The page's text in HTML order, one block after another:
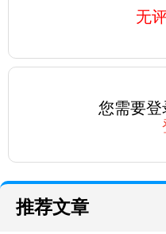
无
您需要登
推荐文章